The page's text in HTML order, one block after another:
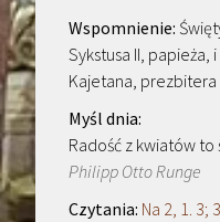
Sykstusa II, papieża, i
Kajetana, prezbitera
Radość z kwiatów to
Philipp Otto Runge
Na 2, 1. 3;